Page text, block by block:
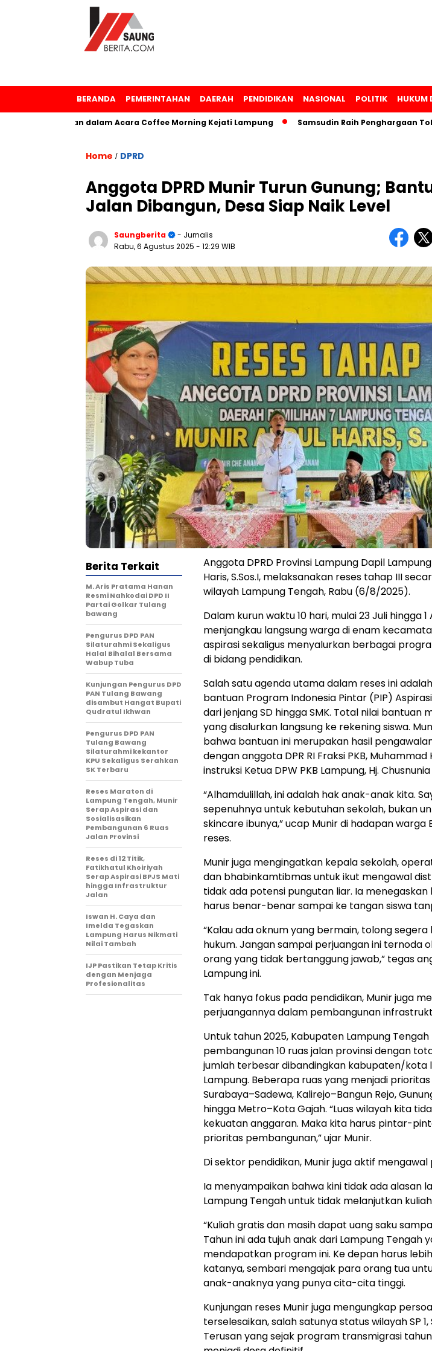
BERANDA PEMERINTAHAN DAERAH PENDIDIKAN NASIONAL POLITIK HUKUM
dalam Acara Coffee Morning Kejati Lampung Samsudin Raih Penghargaan Tokoh
Home / DPRD
Anggota DPRD Munir Turun Gunung;
Jalan Dibangun, Desa Siap Naik Level
Saungberita
- Jurnalis
Rabu, 6 Agustus 2025 - 12:29 WIB
Anggota DPRD Provinsi Lampung Dapil
Haris, S.Sos.I, melaksanakan reses tahap III
wilayah Lampung Tengah, Rabu (6/8/2025).
Dalam kurun waktu 10 hari, mulai 23 Juli hingga 1
menjangkau langsung warga di enam
aspirasi sekaligus menyalurkan berbagai
di bidang pendidikan.
Salah satu agenda utama dalam reses ini
bantuan Program Indonesia Pintar (PIP)
dari jenjang SD hingga SMK. Total nilai bantuan
yang disalurkan langsung ke rekening siswa.
bahwa bantuan ini merupakan hasil
dengan anggota DPR RI Fraksi PKB,
instruksi Ketua DPW PKB Lampung, Hj.
“Alhamdulillah, ini adalah hak anak-anak kita.
sepenuhnya untuk kebutuhan sekolah, bukan
skincare ibunya,” ucap Munir di hadapan warga
reses.
Munir juga mengingatkan kepala sekolah,
dan bhabinkamtibmas untuk ikut mengawal
tidak ada potensi pungutan liar. Ia
harus benar-benar sampai ke tangan siswa
“Kalau ada oknum yang bermain, tolong
hukum. Jangan sampai perjuangan ini ternoda
orang yang tidak bertanggung jawab,” tegas
Lampung ini.
Tak hanya fokus pada pendidikan, Munir juga
perjuangannya dalam pembangunan
Untuk tahun 2025, Kabupaten Lampung
pembangunan 10 ruas jalan provinsi dengan
jumlah terbesar dibandingkan kabupaten/kota
Lampung. Beberapa ruas yang menjadi
Surabaya–Sadewa, Kalirejo–Bangun Rejo,
hingga Metro–Kota Gajah. “Luas wilayah kita
kekuatan anggaran. Maka kita harus pintar-
prioritas pembangunan,” ujar Munir.
Di sektor pendidikan, Munir juga aktif mengawal
Ia menyampaikan bahwa kini tidak ada alasan
Lampung Tengah untuk tidak melanjutkan
“Kuliah gratis dan masih dapat uang saku
Tahun ini ada tujuh anak dari Lampung Tengah
mendapatkan program ini. Ke depan harus
katanya, sembari mengajak para orang tua
anak-anaknya yang punya cita-cita tinggi.
Kunjungan reses Munir juga mengungkap
terselesaikan, salah satunya status wilayah SP 1,
Terusan yang sejak program transmigrasi tahun
Berita Terkait
M. Aris Pratama Hanan
Resmi Nahkodai DPD II
Partai Golkar Tulang
bawang
Pengurus DPD PAN
Silaturahmi Sekaligus
Halal Bihalal Bersama
Wabup Tuba
Kunjungan Pengurus DPD
PAN Tulang Bawang
disambut Hangat Bupati
Qudratul Ikhwan
Pengurus DPD PAN
Tulang Bawang
Silaturahmi kekantor
KPU Sekaligus Serahkan
SK Terbaru
Reses Maraton di
Lampung Tengah, Munir
Serap Aspirasi dan
Sosialisasikan
Pembangunan 6 Ruas
Jalan Provinsi
Reses di 12 Titik,
Fatikhatul Khoiriyah
Serap Aspirasi BPJS Mati
hingga Infrastruktur
Jalan
Iswan H. Caya dan
Imelda Tegaskan
Lampung Harus Nikmati
Nilai Tambah
IJP Pastikan Tetap Kritis
dengan Menjaga
Profesionalitas